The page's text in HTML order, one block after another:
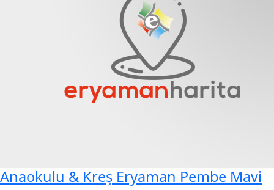
Anaokulu & Kreş Eryaman Pembe Mavi